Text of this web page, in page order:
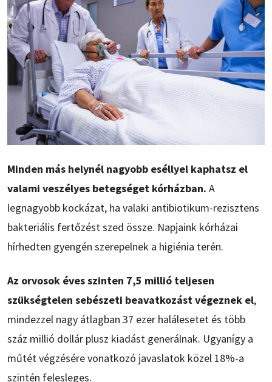
Minden más helynél nagyobb eséllyel kaphatsz el
valami veszélyes betegséget kórházban. A
legnagyobb kockázat, ha valaki antibiotikum-rezisztens
bakteriális fertőzést szed össze. Napjaink kórházai
hírhedten gyengén szerepelnek a higiénia terén.
Az orvosok éves szinten 7,5 millió teljesen
szükségtelen sebészeti beavatkozást végeznek el,
mindezzel nagy átlagban 37 ezer halálesetet és több
száz millió dollár plusz kiadást generálnak. Ugyanígy a
műtét végzésére vonatkozó javaslatok közel 18%-a
szintén felesleges.